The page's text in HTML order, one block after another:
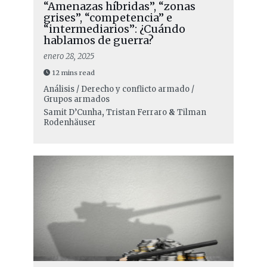
“Amenazas híbridas”, “zonas
grises”, “competencia” e
“intermediarios”: ¿Cuándo
hablamos de guerra?
enero 28, 2025
12 mins read
Análisis / Derecho y conflicto armado /
Grupos armados
Samit D’Cunha, Tristan Ferraro& Tilman
Rodenhäuser